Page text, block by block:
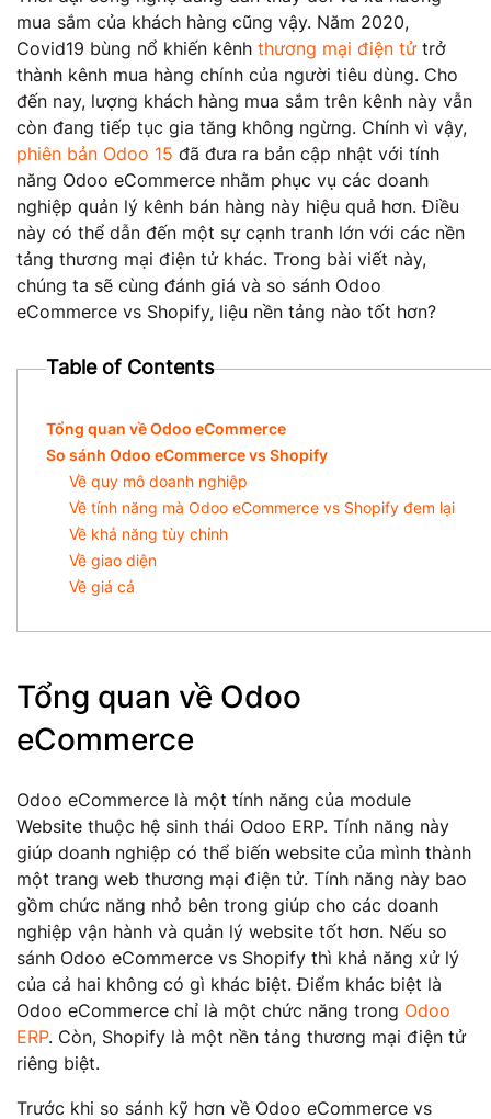
mua sắm của khách hàng cũng vậy. Năm 2020,
Covid19 bùng nổ khiến kênh thương mại điện tửtrở
thành kênh mua hàng chính của người tiêu dùng. Cho
đến nay, lượng khách hàng mua sắm trên kênh này vẫn
còn đang tiếp tục gia tăng không ngừng. Chính vì vậy,
phiên bản Odoo 15 đã đưa ra bản cập nhật với tính
năng Odoo eCommerce nhằm phục vụ các doanh
nghiệp quản lý kênh bán hàng này hiệu quả hơn. Điều
này có thể dẫn đến một sự cạnh tranh lớn với các nền
tảng thương mại điện tử khác. Trong bài viết này,
chúng ta sẽ cùng đánh giá và so sánh Odoo
eCommerce vs Shopify, liệu nền tảng nào tốt hơn?
Table of Contents
Tổng quan về Odoo eCommerce
So sánh Odoo eCommerce vs Shopify
Về quy mô doanh nghiệp
Về tính năng mà Odoo eCommerce vs Shopify đem lại
Về khả năng tùy chỉnh
Về giao diện
Về giá cả
Tổng quan về Odoo
eCommerce
Odoo eCommerce là một tính năng của module
Website thuộc hệ sinh thái Odoo ERP. Tính năng này
giúp doanh nghiệp có thể biến website của mình thành
một trang web thương mại điện tử. Tính năng này bao
gồm chức năng nhỏ bên trong giúp cho các doanh
nghiệp vận hành và quản lý website tốt hơn. Nếu so
sánh Odoo eCommerce vs Shopify thì khả năng xử lý
của cả hai không có gì khác biệt. Điểm khác biệt là
Odoo eCommerce chỉ là một chức năng trong Odoo
ERP. Còn, Shopify là một nền tảng thương mại điện tử
riêng biệt.
Trước khi so sánh kỹ hơn về Odoo eCommerce vs